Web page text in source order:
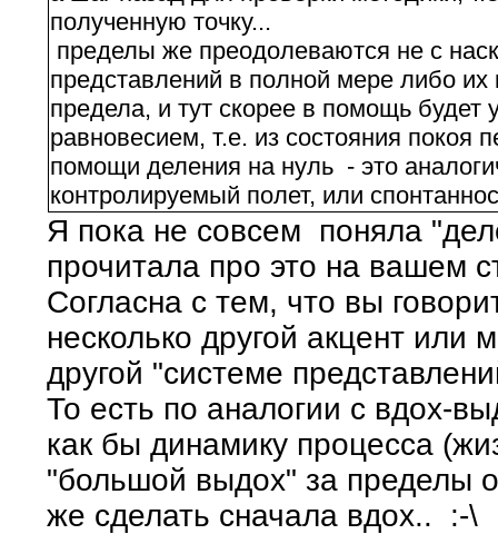
полученную точку...
пределы же преодолеваются не с
представлений в полной мере либо их
предела, и тут скорее в помощь будет
равновесием, т.е. из состояния покоя
помощи деления на нуль - это
контролируемый полет, или
Я пока не совсем поняла
прочитала про это на вашем
Согласна с тем, что вы
несколько другой акцент
другой "системе
То есть по аналогии с вдох-
как бы динамику процесса
"большой выдох" за пределы
же сделать сначала вдох.. :-\